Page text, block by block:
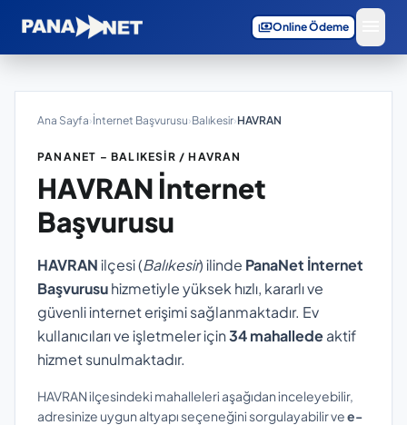
paymentsOnline Ödeme
Ana Sayfa›İnternet Başvurusu›Balıkesir›HAVRAN
PANANET – BALIKESIR / HAVRAN
HAVRAN İnternet
Başvurusu
HAVRANilçesi (Balıkesir) ilinde PanaNet İnternet
Başvurusuhizmetiyle yüksek hızlı, kararlı ve
güvenli internet erişimi sağlanmaktadır. Ev
kullanıcıları ve işletmeler için34 mahalledeaktif
hizmet sunulmaktadır.
HAVRAN ilçesindeki mahalleleri aşağıdan inceleyebilir,
adresinize uygun altyapı seçeneğini sorgulayabilir vee-